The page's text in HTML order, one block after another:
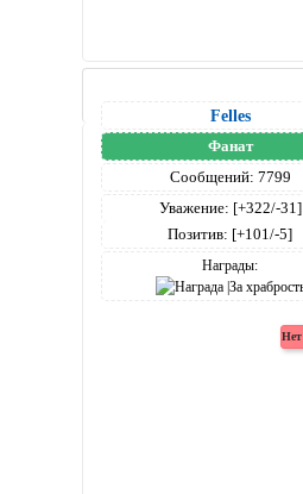
Felles
Фанат
Сообщений: 7799
Уважение: [+322/-31]
Позитив: [+101/-5]
Награды: